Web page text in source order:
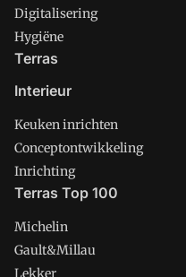
Digitalisering
Hygiëne
Terras
Interieur
Keuken inrichten
Conceptontwikkeling
Inrichting
Terras Top 100
Michelin
Gault&Millau